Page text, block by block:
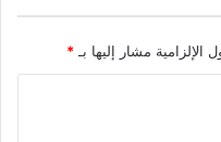
الإلزامية مشار إليها بـ *